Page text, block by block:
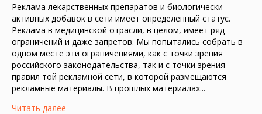
Реклама лекарственных препаратов и биологически
активных добавок в сети имеет определенный статус.
Реклама в медицинской отрасли, в целом, имеет ряд
ограничений и даже запретов. Мы попытались собрать в
одном месте эти ограничениями, как с точки зрения
российского законодательства, так и с точки зрения
правил той рекламной сети, в которой размещаются
рекламные материалы. В прошлых материалах...
Читать далее